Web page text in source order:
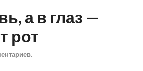
а в глаз —
рот